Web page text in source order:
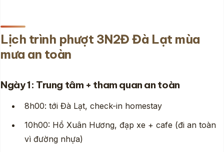
Lịch trình phượt 3N2Đ Đà Lạt mùa
mưa an toàn
Ngày 1: Trung tâm + tham quan an toàn
8h00: tới Đà Lạt, check-in homestay
10h00: Hồ Xuân Hương, đạp xe + cafe (đi an toàn
vì đường nhựa)